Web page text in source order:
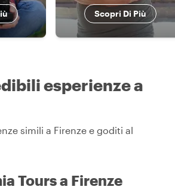
Scopri Di Più
esperienze a
simili a Firenze e goditi al
Tours a Firenze